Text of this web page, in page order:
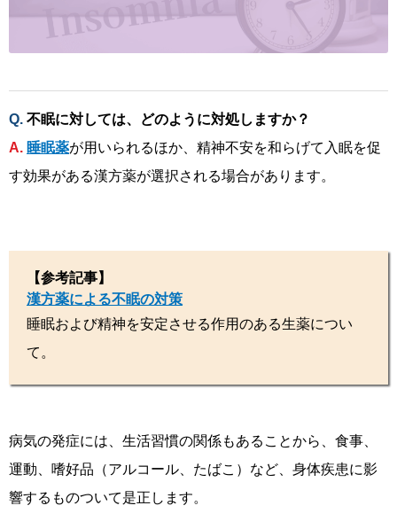
不眠に対しては、どのように対処しますか？
睡眠薬が用いられるほか、精神不安を和らげて入眠を促
す効果がある漢方薬が選択される場合があります。
【参考記事】
漢方薬による不眠の対策
睡眠および精神を安定させる作用のある生薬につい
て。
病気の発症には、生活習慣の関係もあることから、食事、
運動、嗜好品（アルコール、たばこ）など、身体疾患に影
響するものついて是正します。